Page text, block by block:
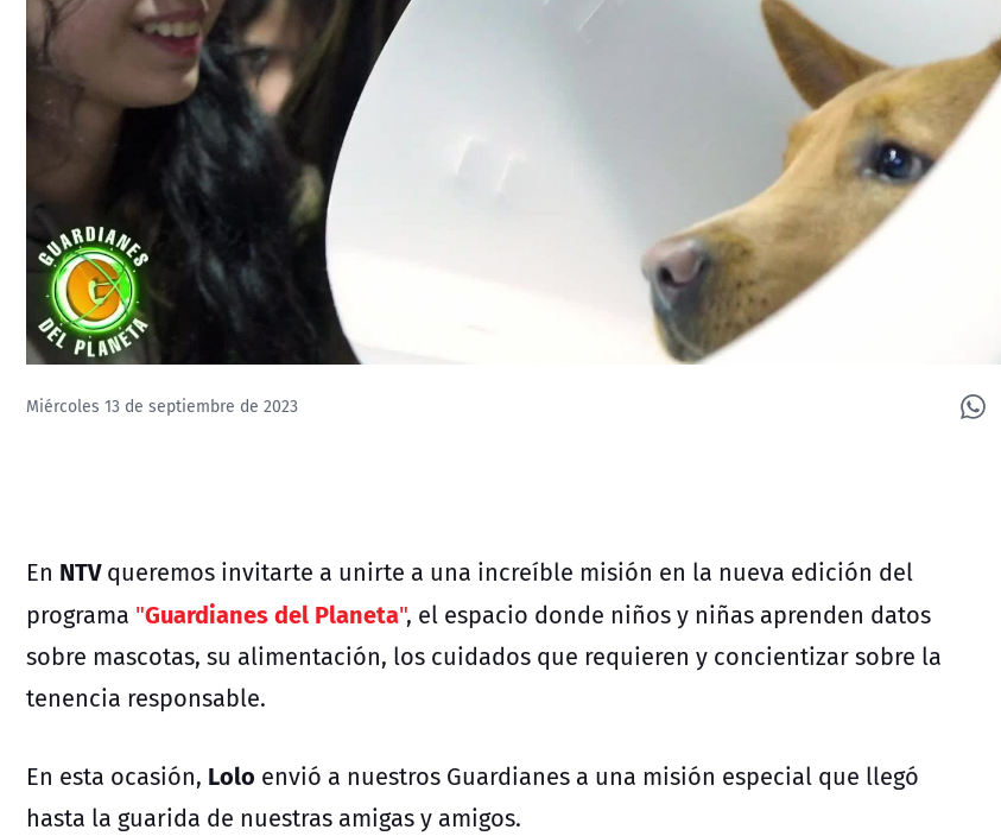
Miércoles 13 de septiembre de 2023
En NTVqueremos invitarte a unirte a una increíble misión en la nueva edición del
programa "Guardianes del Planeta", el espacio donde niños y niñas aprenden datos
sobre mascotas, su alimentación, los cuidados que requieren y concientizar sobre la
tenencia responsable.
En esta ocasión, Lolo envió a nuestros Guardianes a una misión especial que llegó
hasta la guarida de nuestras amigas y amigos.